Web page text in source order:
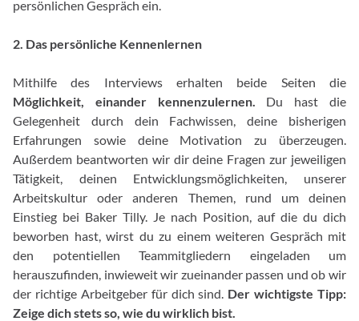
persönlichen Gespräch ein.
2. Das persönliche Kennenlernen
Mithilfe des Interviews erhalten beide Seiten die
Möglichkeit, einander kennenzulernen.
Du hast die
Gelegenheit durch dein Fachwissen, deine bisherigen
Erfahrungen sowie deine Motivation zu überzeugen.
Außerdem beantworten wir dir deine Fragen zur jeweiligen
Tätigkeit, deinen Entwicklungsmöglichkeiten, unserer
Arbeitskultur oder anderen Themen, rund um deinen
Einstieg bei Baker Tilly. Je nach Position, auf die du dich
beworben hast, wirst du zu einem weiteren Gespräch mit
den potentiellen Teammitgliedern eingeladen um
herauszufinden, inwieweit wir zueinander passen und ob wir
der richtige Arbeitgeber für dich sind. Der wichtigste Tipp:
Zeige dich stets so, wie du wirklich bist.